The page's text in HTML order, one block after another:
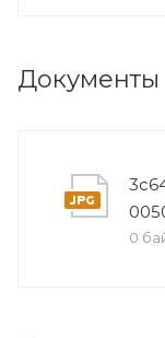
Документы
0